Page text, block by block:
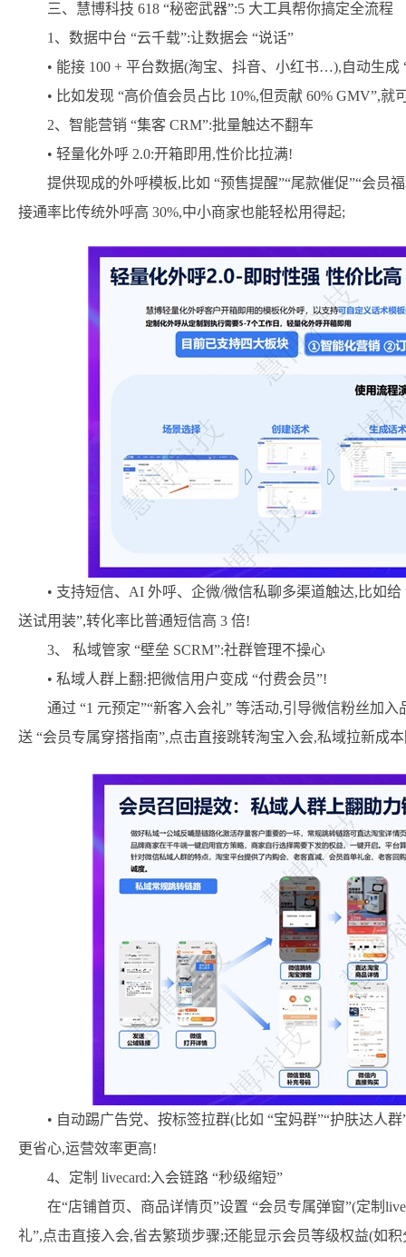
三、慧博科技 618 “秘密武器”:5 大工具帮你搞定全流程
1、数据中台 “云千载”:让数据会 “说话”
• 能接 100 + 平台数据(淘宝、抖音、小红书…),自动生
• 比如发现 “高价值会员占比 10%,但贡献 60% GMV”,
2、智能营销 “集客 CRM”:批量触达不翻车
• 轻量化外呼 2.0:开箱即用,性价比拉满!
提供现成的外呼模板,比如 “预售提醒”“尾款催促”“会员
接通率比传统外呼高 30%,中小商家也能轻松用得起;
• 支持短信、AI 外呼、企微/微信私聊多渠道触达,比如
送试用装”,转化率比普通短信高 3 倍!
3、 私域管家 “壁垒 SCRM”:社群管理不操心
• 私域人群上翻:把微信用户变成 “付费会员”!
通过 “1 元预定”“新客入会礼” 等活动,引导微信粉丝加
送 “会员专属穿搭指南”,点击直接跳转淘宝入会,私域拉新成本
• 自动踢广告党、按标签拉群(比如 “宝妈群”“护肤达人
更省心,运营效率更高!
4、定制 livecard:入会链路 “秒级缩短”
在“店铺首页、商品详情页”设置 “会员专属弹窗”(定制
礼”,点击直接入会,省去繁琐步骤;还能显示会员等级权益(如